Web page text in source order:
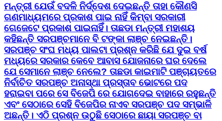
ମନ୍ତ୍ରୀ ଯେଉଁ ବଦଳି ନିର୍ଦ୍ଦେଶ ଦେଇଛନ୍ତି ତାହା କୌଣସି
ଗଣମାଧ୍ୟମରେ ପ୍ରକାଶ ପାଇ ନାହିଁ କିମ୍ବା ସରକାରୀ
ଗେଜେଟେ ପ୍ରକାଶ ପାଇନାହିଁ। ତାଛଡା ମନ୍ତ୍ରୀ ମହାଶୟ
କହିଛନ୍ତି ସରପଞ୍ଚମାନେ ବି ଟଙ୍କା ଲାଞ୍ଚ ନେଇଛନ୍ତି।
ସରପଞ୍ଚ ସଂଘ ମଧ୍ୟ ପାଲଟା ପ୍ରଶ୍ନ କରିଛି ଯେ ଦୁଇ ବର୍ଷ
ମଧ୍ୟରେ ସରକାର କେବେ ଆବାସ ଯୋଜନାରେ ଘର ଦେଲେ
ଯେ ସେମାନେ ଲାଞ୍ଚ ନେଲେ? ତାଛଡା କାଇମାଟି ପଞ୍ଚାୟତରେ
ନିର୍ବାଚିତ ସରପଞ୍ଚ ଅନାସ୍ଥା ପ୍ରସ୍ତାବ ଭୋଟରେ ପଦ
ହରାଇବା ପରେ ସେ ବିଜେପି ରେ ଯୋଗଦେଇ ବାହାରେ ରହୁଛନ୍ତି
ଏବଂ ସେଠାରେ ସେହି ବିଜେପିର ନାଏବ ସରପଞ୍ଚ ପଦ ସମ୍ଭାଳି
ଅଛନ୍ତି। ଏଠି ପ୍ରଶ୍ନ ଉଠୁଛି ସେଠାରେ ଛାୟା ସରପଞ୍ଚ ବା